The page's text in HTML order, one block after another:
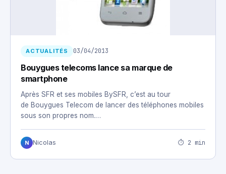
ACTUALITÉS 03/04/2013
Bouygues telecoms lance sa marque de
smartphone
Après SFR et ses mobiles BySFR, c’est au tour
de Bouygues Telecom de lancer des téléphones mobiles
sous son propres nom.…
N Nicolas ⏱ 2 min